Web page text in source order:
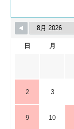
日 月
2 3
9 10